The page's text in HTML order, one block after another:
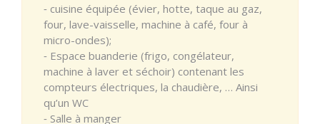
⁃ cuisine équipée (évier, hotte, taque au gaz,
four, lave-vaisselle, machine à café, four à
micro-ondes);
⁃ Espace buanderie (frigo, congélateur,
machine à laver et séchoir) contenant les
compteurs électriques, la chaudière, … Ainsi
qu’un WC
⁃ Salle à manger